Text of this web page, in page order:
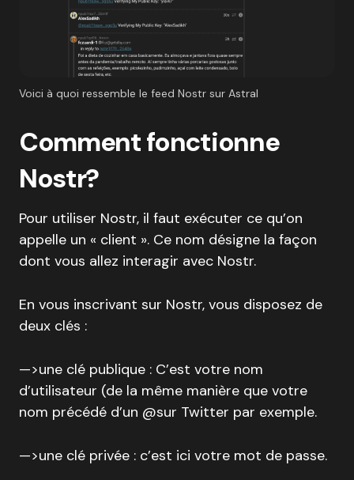
Voici à quoi ressemble le feed Nostr sur Astral
Comment fonctionne
Nostr?
Pour utiliser Nostr, il faut exécuter ce qu’on
appelle un « client ». Ce nom désigne la façon
dont vous allez interagir avec Nostr.
En vous inscrivant sur Nostr, vous disposez de
deux clés :
—>une clé publique : C’est votre nom
d’utilisateur (de la même manière que votre
nom précédé d’un @sur Twitter par exemple.
—>une clé privée : c’est ici votre mot de passe.